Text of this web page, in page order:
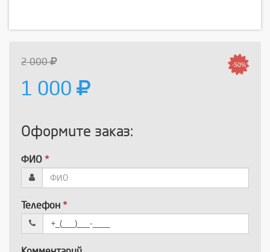
2 000
1 000
-50%
Оформите заказ:
ФИО *
Телефон *